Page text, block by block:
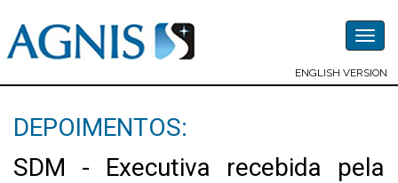
ENGLISH VERSION
DEPOIMENTOS:
SDM - Executiva recebida pela